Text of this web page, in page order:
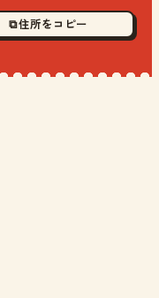
⧉ 住所をコピー